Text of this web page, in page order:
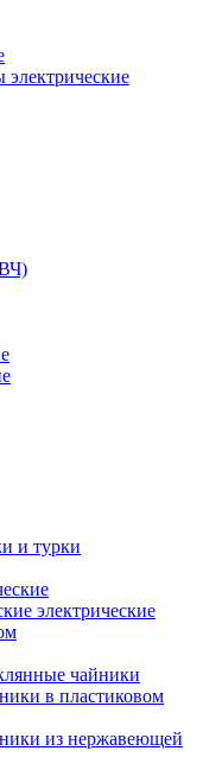
и турки
электрические
чайники
в пластиковом
из нержавеющей